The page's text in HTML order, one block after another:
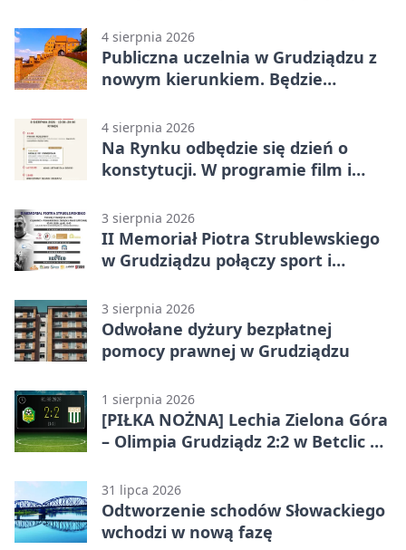
4 sierpnia 2026
Publiczna uczelnia w Grudziądzu z
nowym kierunkiem. Będzie
4 sierpnia 2026
Na Rynku odbędzie się dzień o
konstytucji. W programie film i
3 sierpnia 2026
II Memoriał Piotra Strublewskiego
w Grudziądzu połączy sport i
3 sierpnia 2026
Odwołane dyżury bezpłatnej
pomocy prawnej w Grudziądzu
1 sierpnia 2026
[PIŁKA NOŻNA] Lechia Zielona Góra
– Olimpia Grudziądz 2:2 w Betclic 2.
końcówce
31 lipca 2026
Odtworzenie schodów Słowackiego
wchodzi w nową fazę